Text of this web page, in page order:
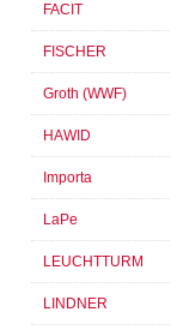
FACIT
FISCHER
Groth (WWF)
HAWID
Importa
LaPe
LEUCHTTURM
LINDNER